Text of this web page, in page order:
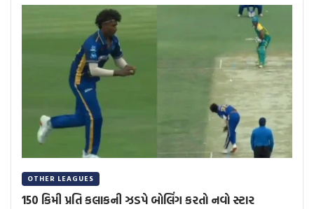
OTHER LEAGUES
150 કિમી પ્રતિ કલાકની ઝડપે બોલિંગ કરતો નવો સ્ટાર